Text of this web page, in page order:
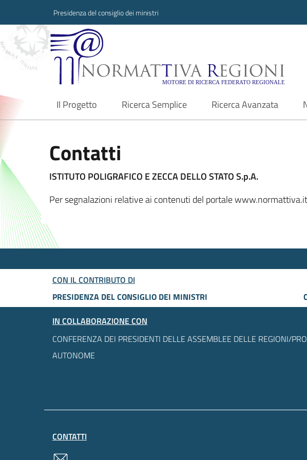
Presidenza del consiglio dei ministri
Normattiva Regioni -
Il Progetto
current Ricerca Semplice Ricerca Avanzata
Contatti
ISTITUTO POLIGRAFICO E ZECCA DELLO STATO S.p.A.
Per segnalazioni relative ai contenuti del portale
CON IL CONTRIBUTO DI
PRESIDENZA DEL CONSIGLIO DEI MINISTRI
IN COLLABORAZIONE CON
CONFERENZA DEI PRESIDENTI DELLE ASSEMBLEE DELLE REGIONI/
AUTONOME
CONTATTI